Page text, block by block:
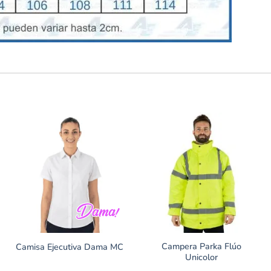
Camisa Ejecutiva Dama MC
Campera Parka Flúo
Unicolor